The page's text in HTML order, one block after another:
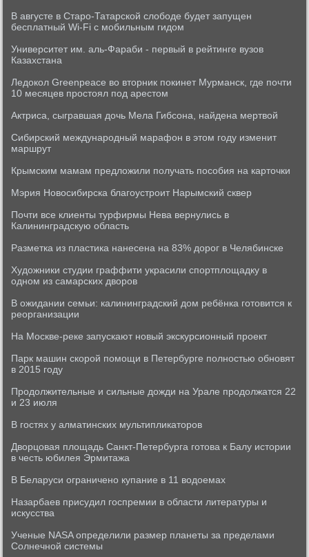
В августе в Старо-Татарской слободе будет запущен
бесплатный Wi-Fi с мобильным гидом
Университет им. аль-Фараби - первый в рейтинге вузов
Казахстана
Ледокол Greenpeace во вторник покинет Мурманск, где почти
10 месяцев простоял под арестом
Актриса, сыгравшая дочь Мела Гибсона, найдена мертвой
Сибирский международный марафон в этом году изменит
маршрут
Крымским мамам предложили получать пособия на карточки
Мэрия Новосибирска благоустроит Нарымский сквер
Почти все клиенты турфирмы Нева вернулись в
Калининградскую область
Разметка из пластика нанесена на 83% дорог в Челябинске
Художники студии граффити украсили спортплощадку в
одном из самарских дворов
В ожидании семьи: калининградский дом ребёнка готовится к
реорганизации
На Москве-реке запускают новый экскурсионный проект
Парк машин скорой помощи в Петербурге полностью обновят
в 2015 году
Продолжительные и сильные дожди на Урале продолжатся 22
и 23 июля
В гостях у алматинских мультипликаторов
Дворцовая площадь Санкт-Петербурга готова к Балу истории
в честь юбилея Эрмитажа
В Беларуси ограничено купание в 11 водоемах
Назарбаев присудил госпремии в области литературы и
искусства
Ученые NASA определили размер планеты за пределами
Солнечной системы